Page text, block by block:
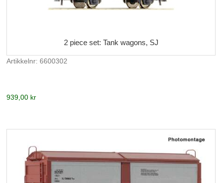
2 piece set: Tank wagons, SJ
Artikkelnr: 6600302
939,00 kr